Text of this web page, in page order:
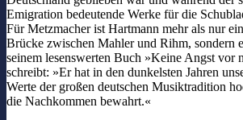
Emigration bedeutende Werke für die
Für Metzmacher ist Hartmann mehr als nur
Brücke zwischen Mahler und Rihm, sondern
seinem lesenswerten Buch »Keine Angst vor
schreibt: »Er hat in den dunkelsten Jahren
Werte der großen deutschen Musiktradition
die Nachkommen bewahrt.«